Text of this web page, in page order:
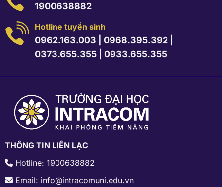
1900638882
Hotline tuyển sinh
0962.163.003 0968.395.392|
0373.655.355| 0933.655.355
THÔNG TIN LIÊN LẠC
Hotline: 1900638882
Email: info@intracomuni.edu.vn